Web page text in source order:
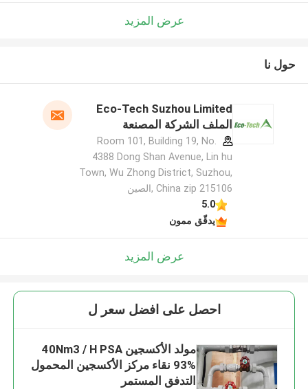
عرض المزيد
حول نا
Eco-Tech Suzhou Limited
الملف الشركة المصنعة
Room 101, Building 19, No.
4388 Dong Shan Avenue, Lin hu
Town, Wu Zhong District, Suzhou,
China zip 215106 ,الصين
5.0
يدقّق ممون
عرض المزيد
احصل على افضل سعر ل
مولد الأكسجين 40Nm3 / H PSA
93% نقاء مركز الأكسجين المحمول
التدفق المستمر